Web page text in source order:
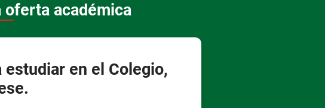
académica
en el Colegio,